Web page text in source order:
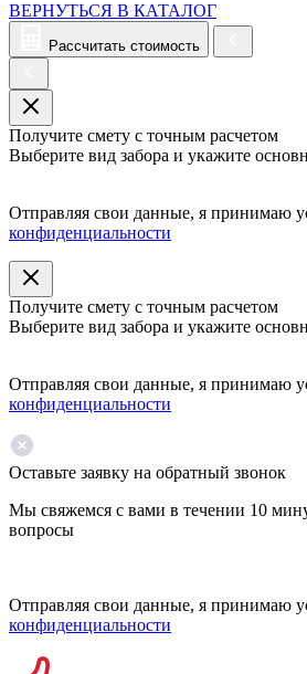
ВЕРНУТЬСЯ В КАТАЛОГ
Рассчитать стоимость
Получите смету с точным расчетом
Выберите вид забора и укажите
Отправляя свои данные, я принимаю
конфиденциальности
Получите смету с точным расчетом
Выберите вид забора и укажите
Отправляя свои данные, я принимаю
конфиденциальности
Оставьте заявку на обратный звонок
Мы свяжемся с вами в течении 10
вопросы
Отправляя свои данные, я принимаю
конфиденциальности